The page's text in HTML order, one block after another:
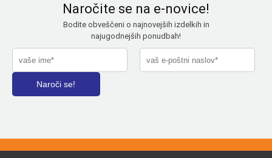
Naročite se na e-novice!
Bodite obveščeni o najnovejših izdelkih in
najugodnejših ponudbah!